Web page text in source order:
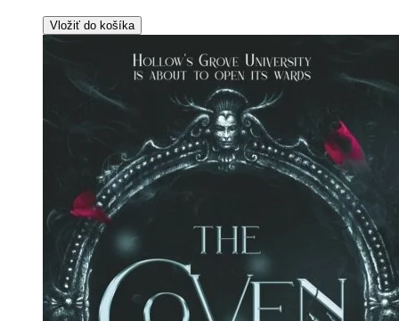
Vložiť do košíka